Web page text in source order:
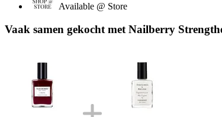
Available @ Store
Vaak samen gekocht met Nailberry